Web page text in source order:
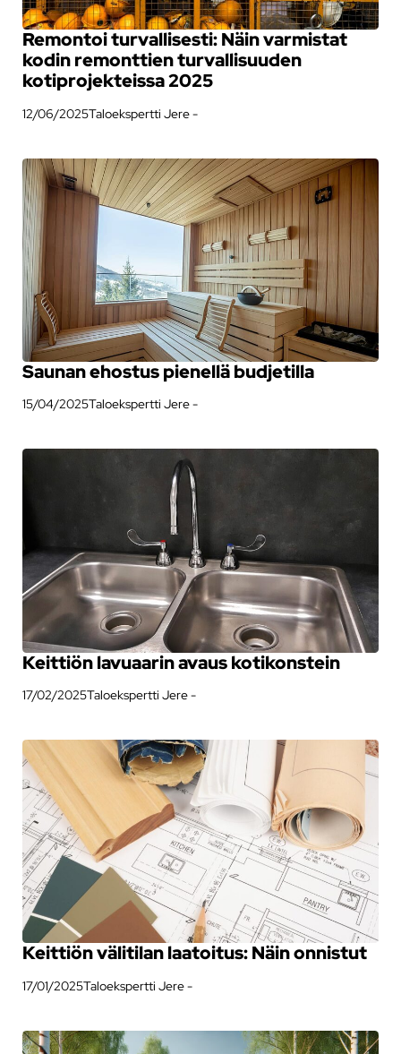
Remontoi turvallisesti: Näin varmistat
kodin remonttien turvallisuuden
kotiprojekteissa 2025
12/06/2025Taloekspertti Jere -
Saunan ehostus pienellä budjetilla
15/04/2025Taloekspertti Jere -
Keittiön lavuaarin avaus kotikonstein
17/02/2025Taloekspertti Jere -
Keittiön välitilan laatoitus: Näin onnistut
17/01/2025Taloekspertti Jere -